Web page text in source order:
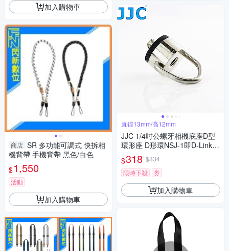
加入購物車
商店 SR 多功能可調式 快拆相
機背帶 手機背帶 黑色/白色
$1,550
活動
加入購物車
直徑13mm/高12mm
JJC 1/4吋公螺牙相機底座D型
環形座 D形環NSJ-1即D-Link S
CREW(適搭配快拍搶拍揹帶&
快拆板;可掛勾鎖頭)
$318 $334
限時下殺
券
加入購物車